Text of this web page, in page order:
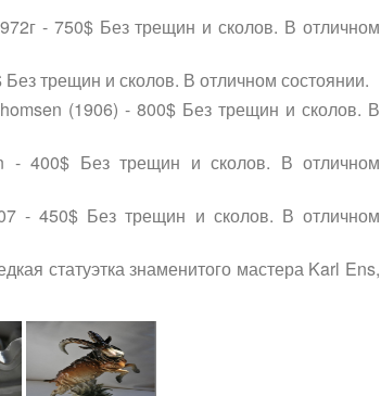
- 750$ Без трещин и сколов. В отличном
трещин и сколов. В отличном состоянии.
(1906) - 800$ Без трещин и сколов. В
- 400$ Без трещин и сколов. В отличном
- 450$ Без трещин и сколов. В отличном
статуэтка знаменитого мастера Karl Ens,